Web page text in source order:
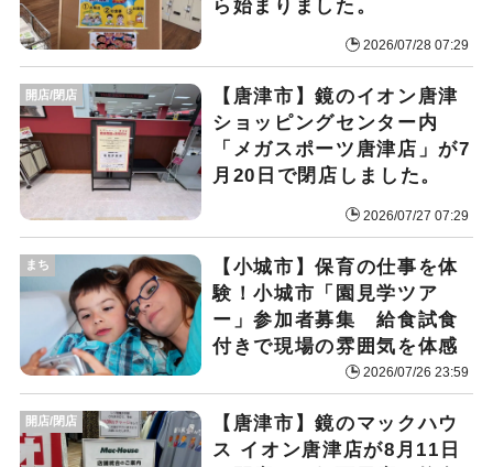
ら始まりました。
2026/07/28 07:29
開店/閉店
【唐津市】鏡のイオン唐津
ショッピングセンター内
「メガスポーツ唐津店」が7
月20日で閉店しました。
2026/07/27 07:29
まち
【小城市】保育の仕事を体
験！小城市「園見学ツア
ー」参加者募集 給食試食
付きで現場の雰囲気を体感
2026/07/26 23:59
開店/閉店
【唐津市】鏡のマックハウ
ス イオン唐津店が8月11日